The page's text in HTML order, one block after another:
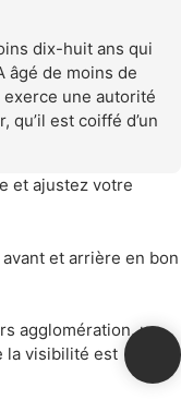
dix-huit ans qui
âgé de moins de
exerce une autorité
est coiffé d’un
et ajustez votre
et arrière en bon
agglomération, un
la visibilité est